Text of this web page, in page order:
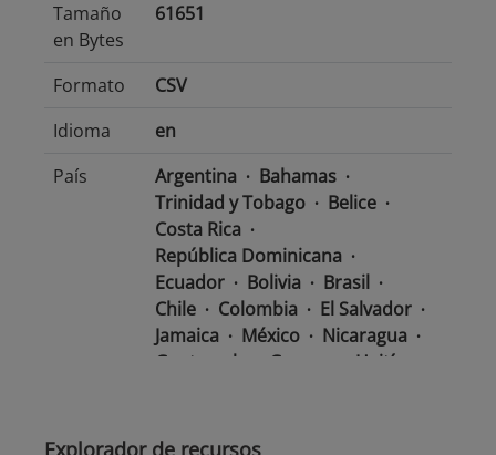
Tamaño
en Bytes
61651
Formato
CSV
Idioma
en
País
Argentina
Bahamas
Trinidad y Tobago
Belice
Costa Rica
República Dominicana
Ecuador
Bolivia
Brasil
Chile
Colombia
El Salvador
Jamaica
México
Nicaragua
Guatemala
Guyana
Haití
Barbados
Paraguay
Explorador de recursos